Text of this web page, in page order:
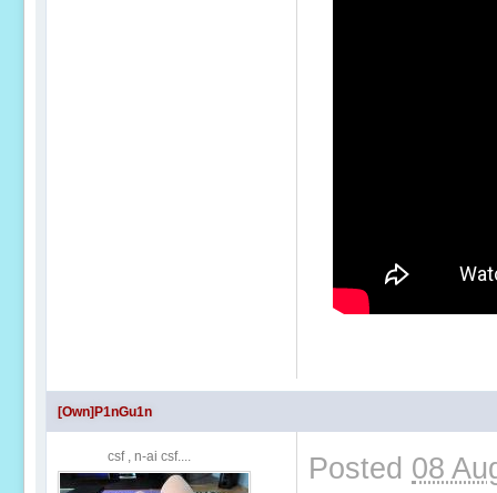
[Own]P1nGu1n
csf , n-ai csf.... Posted 08